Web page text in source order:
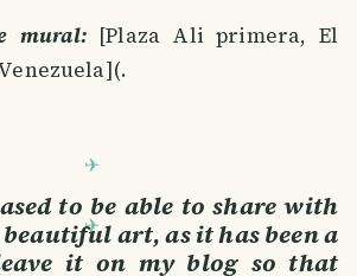
mural:[Plaza Ali primera, El
to be able to share with
art, as it has been a
it on my blog so that